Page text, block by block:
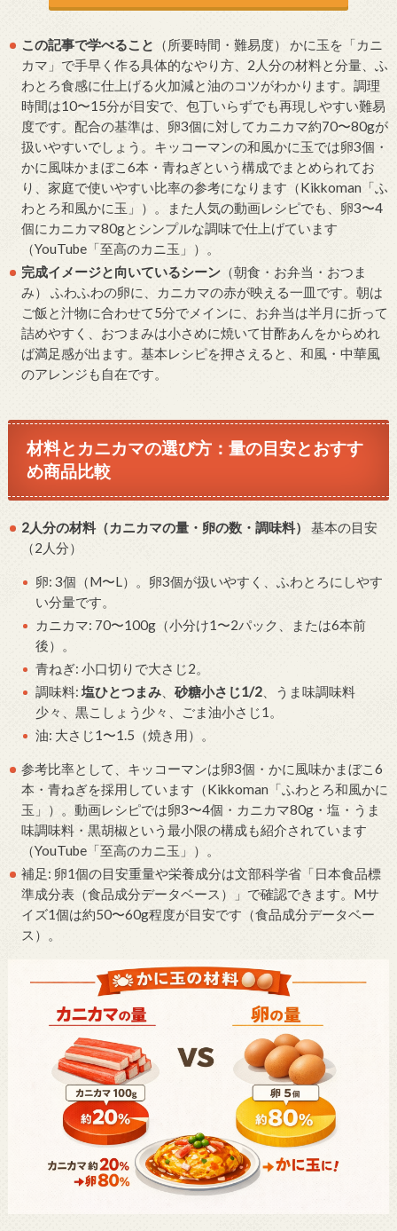
この記事で学べること
（所要時間・難易度） かに玉を「カニ
カマ」で手早く作る具体的なやり方、2人分の材料と分量、ふ
わとろ食感に仕上げる火加減と油のコツがわかります。調理
時間は10〜15分が目安で、包丁いらずでも再現しやすい難易
度です。配合の基準は、卵3個に対してカニカマ約70〜80gが
扱いやすいでしょう。キッコーマンの和風かに玉では卵3個・
かに風味かまぼこ6本・青ねぎという構成でまとめられてお
り、家庭で使いやすい比率の参考になります（Kikkoman「ふ
わとろ和風かに玉」）。また人気の動画レシピでも、卵3〜4
個にカニカマ80gとシンプルな調味で仕上げています
（YouTube「至高のカニ玉」）。
完成イメージと向いているシーン （朝食・お弁当・おつま
み） ふわふわの卵に、カニカマの赤が映える一皿です。朝は
ご飯と汁物に合わせて5分でメインに、お弁当は半月に折って
詰めやすく、おつまみは小さめに焼いて甘酢あんをからめれ
ば満足感が出ます。基本レシピを押さえると、和風・中華風
のアレンジも自在です。
材料とカニカマの選び方：量の目安とおすす
め商品比較
2人分の材料（カニカマの量・卵の数・調味料）
基本の目安
（2人分）
卵: 3個（M〜L）。卵3個が扱いやすく、ふわとろにしやす
い分量です。
カニカマ: 70〜100g（小分け1〜2パック、または6本前
後）。
青ねぎ: 小口切りで大さじ2。
調味料: 塩ひとつまみ、 砂糖小さじ1/2、うま味調味料
少々、黒こしょう少々、ごま油小さじ1。
油: 大さじ1〜1.5（焼き用）。
参考比率として、キッコーマンは卵3個・かに風味かまぼこ6
本・青ねぎを採用しています（Kikkoman「ふわとろ和風かに
玉」）。動画レシピでは卵3〜4個・カニカマ80g・塩・うま
味調味料・黒胡椒という最小限の構成も紹介されています
（YouTube「至高のカニ玉」）。
補足: 卵1個の目安重量や栄養成分は文部科学省「日本食品標
準成分表（食品成分データベース）」で確認できます。Mサ
イズ1個は約50〜60g程度が目安です（食品成分データベー
ス）。